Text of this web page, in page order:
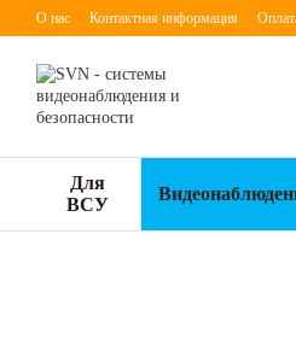
Перейти к основному контенту
О нас Контактная информация
Для
ВСУ